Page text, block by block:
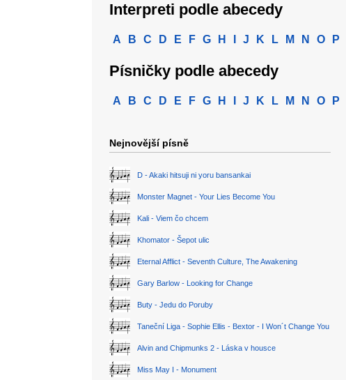
Interpreti podle abecedy
A B C D E F G H J K L M N O P
Písničky podle abecedy
A B C D E F G H J K L M N O P
Nejnovější písně
D - Akaki hitsuji ni yoru bansankai
Monster Magnet - Your Lies Become You
Kali - Viem čo chcem
Khomator - Šepot ulic
Eternal Afflict - Seventh Culture, The Awakening
Gary Barlow - Looking for Change
Buty - Jedu do Poruby
Taneční Liga - Sophie Ellis - Bextor - I Won´t Change You
Alvin and Chipmunks 2 - Láska v housce
Miss May I - Monument